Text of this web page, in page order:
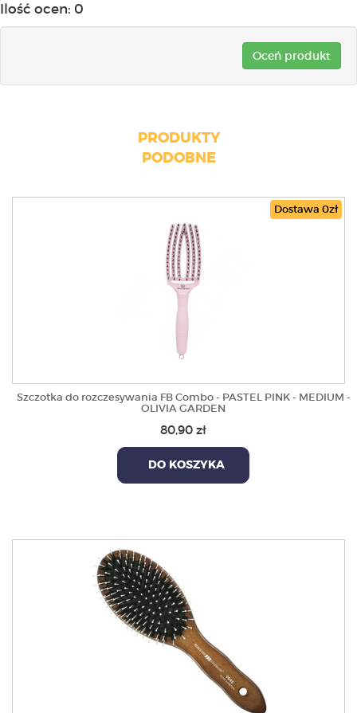
Ilość ocen: 0
Oceń produkt
PRODUKTY
PODOBNE
Dostawa 0zł
Szczotka do rozczesywania FB Combo - PASTEL PINK - MEDIUM -
OLIVIA GARDEN
80,90 zł
DO KOSZYKA